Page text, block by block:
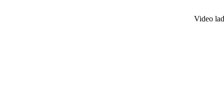
Video